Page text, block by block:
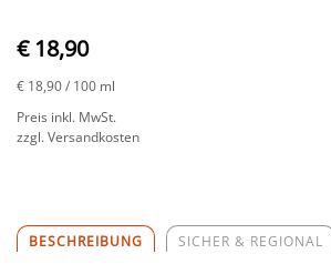
€ 18,90
€ 18,90/ 100 ml
Preis inkl. MwSt.
zzgl. Versandkosten
BESCHREIBUNG SICHER & REGIONAL